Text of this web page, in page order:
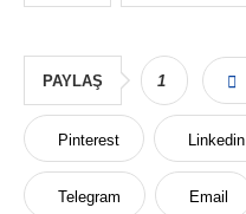
PAYLAŞ 1
Pinterest Linkedin
Telegram Email